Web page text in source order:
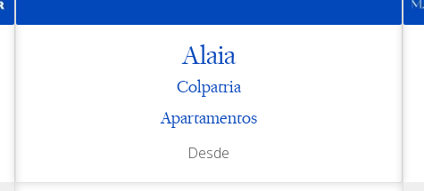
Alaia
Colpatria
Apartamentos
Desde